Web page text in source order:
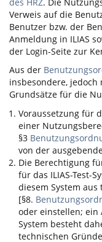
Verweis auf die
Benutzer bzw. der
Anmeldung in ILIAS
der Login-Seite zur
Aus der
insbesondere,
Grundsätze für die
Voraussetzung für
einer
§3
von der
Die Berechtigung
für das ILIAS-Test-
diesem System
[§8.
oder einstellen; ein
System besteht
technischen